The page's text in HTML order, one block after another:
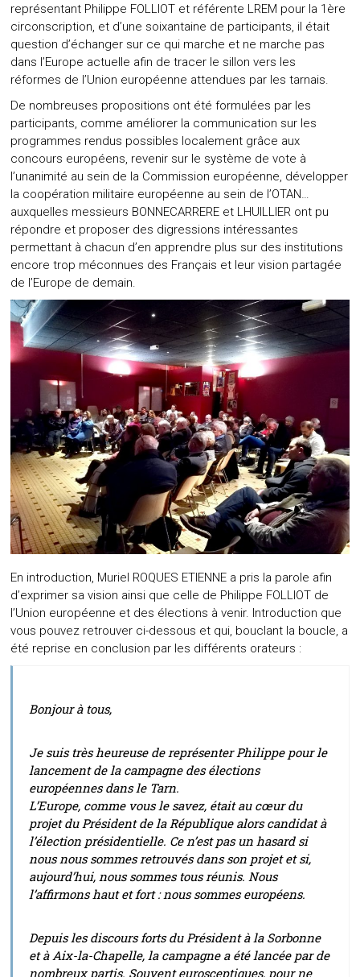
représentant Philippe FOLLIOT et référente LREM pour la 1ère
circonscription, et d’une soixantaine de participants, il était
question d’échanger sur ce qui marche et ne marche pas
dans l’Europe actuelle afin de tracer le sillon vers les
réformes de l’Union européenne attendues par les tarnais.
De nombreuses propositions ont été formulées par les
participants, comme améliorer la communication sur les
programmes rendus possibles localement grâce aux
concours européens, revenir sur le système de vote à
l’unanimité au sein de la Commission européenne, développer
la coopération militaire européenne au sein de l’OTAN…
auxquelles messieurs BONNECARRERE et LHUILLIER ont pu
répondre et proposer des digressions intéressantes
permettant à chacun d’en apprendre plus sur des institutions
encore trop méconnues des Français et leur vision partagée
de l’Europe de demain.
En introduction, Muriel ROQUES ETIENNE a pris la parole afin
d’exprimer sa vision ainsi que celle de Philippe FOLLIOT de
l’Union européenne et des élections à venir. Introduction que
vous pouvez retrouver ci-dessous et qui, bouclant la boucle, a
été reprise en conclusion par les différents orateurs :
Bonjour à tous,
Je suis très heureuse de représenter Philippe pour le
lancement de la campagne des élections
européennes dans le Tarn.
L’Europe, comme vous le savez, était au cœur du
projet du Président de la République alors candidat à
l’élection présidentielle. Ce n’est pas un hasard si
nous nous sommes retrouvés dans son projet et si,
aujourd’hui, nous sommes tous réunis. Nous
l’affirmons haut et fort : nous sommes européens.
Depuis les discours forts du Président à la Sorbonne
et à Aix-la-Chapelle, la campagne a été lancée par de
nombreux partis. Souvent eurosceptiques, pour ne